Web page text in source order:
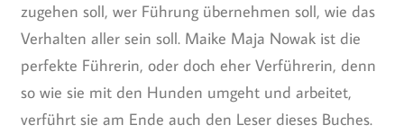
zugehen soll, wer Führung übernehmen soll, wie das
Verhalten aller sein soll. Maike Maja Nowak ist die
perfekte Führerin, oder doch eher Verführerin, denn
so wie sie mit den Hunden umgeht und arbeitet,
verführt sie am Ende auch den Leser dieses Buches.